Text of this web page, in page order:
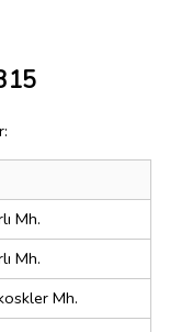
Mh.
Mh.
Mh.